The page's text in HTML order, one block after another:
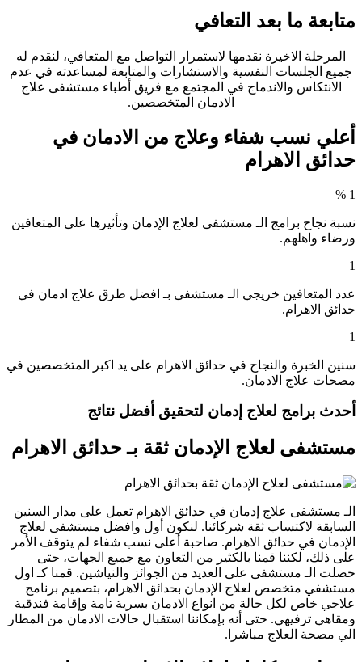
متابعة ما بعد التعافي
المرحلة الاخيرة نقدمها لاستمرار التواصل مع المتعافي، لنقدم له
جميع الجلسات النفسية والاستشارات والمتابعة لمساعدته في عدم
الانتكاس والاندماج في المجتمع مع فريق أطباء مستشفى علاج
الادمان المتخصصين.
أعلي نسب شفاء وعلاج من الادمان في
حدائق الاهرام
1
%
نسبة نجاح برامج الـ مستشفى لعلاج الإدمان وتأثيرها على المتعافين
ورضاء واهلهم.
1
عدد المتعافين خريجي الـ مستشفى بـ افضل طرق علاج ادمان في
حدائق الاهرام.
1
سنين الخبرة والنجاح في حدائق الاهرام على يد اكبر المتخصصين في
مصحات علاج الادمان.
أحدث برامج لعلاج إدمان لتحقيق أفضل نتائج
مستشفى لعلاج الإدمان ثقة بـ حدائق الاهرام
الـ مستشفى علاج إدمان في حدائق الاهرام تعمل على مدار السنين
السابقة لاكتساب ثقة شركائنا. لنكون أول وافضل مستشفى لعلاج
الإدمان في حدائق الاهرام. صاحبة أعلى نسب شفاء لم يتوقف الأمر
على ذلك، لكننا قمنا بالكثير من التعاون مع جميع الجهات، حتى
حصلت الـ مستشفى على العديد من الجوائز والنياشين. قمنا كـ اول
مستشفي متخصص لعلاج الإدمان بحدائق الاهرام، بتصميم برنامج
علاجي خاص لكل حالة من انواع الادمان بسرية تامة وإقامة فندقية
ومقاهي ترفيهي. حتى أنه بإمكاننا استقبال حالات الادمان من المطار
الي مصحة العلاج مباشرا.